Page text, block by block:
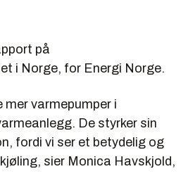
på
i Norge, for Energi Norge.
mer varmepumper i
De styrker sin
fordi vi ser et betydelig og
sier Monica Havskjold,